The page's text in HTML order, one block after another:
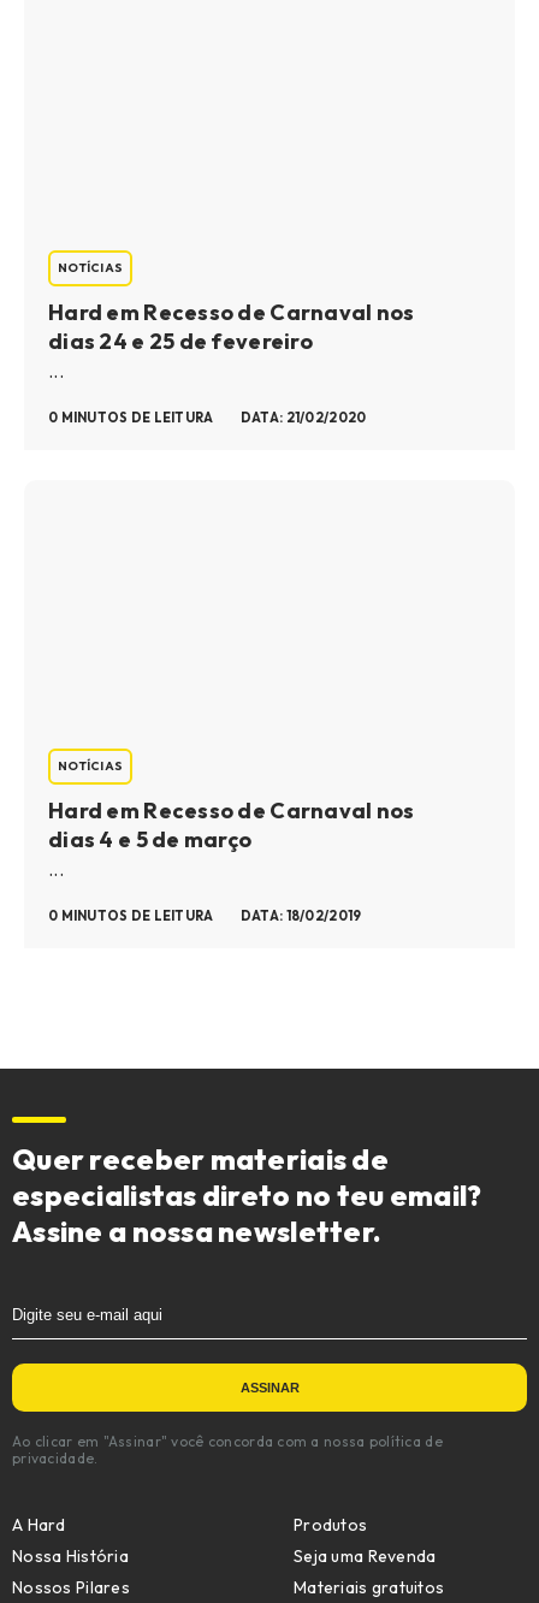
NOTÍCIAS
Hard em Recesso de Carnaval nos
dias 24 e 25 de fevereiro
...
0 MINUTOS DE LEITURA DATA: 21/02/2020
NOTÍCIAS
Hard em Recesso de Carnaval nos
dias 4 e 5 de março
...
0 MINUTOS DE LEITURA DATA: 18/02/2019
Quer receber materiais de
especialistas direto no teu email?
Assine a nossa newsletter.
Ao clicar em "Assinar" você concorda com a nossa política de
privacidade.
A Hard
Nossa História
Nossos Pilares
Produtos
Seja uma Revenda
Materiais gratuitos